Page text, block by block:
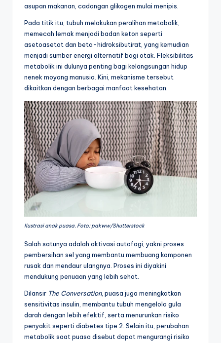
asupan makanan, cadangan glikogen mulai menipis.
Pada titik itu, tubuh melakukan peralihan metabolik,
memecah lemak menjadi badan keton seperti
asetoasetat dan beta-hidroksibutirat, yang kemudian
menjadi sumber energi alternatif bagi otak. Fleksibilitas
metabolik ini dulunya penting bagi kelangsungan hidup
nenek moyang manusia. Kini, mekanisme tersebut
dikaitkan dengan berbagai manfaat kesehatan.
Ilustrasi anak puasa. Foto: pakww/Shutterstock
Salah satunya adalah aktivasi autofagi, yakni proses
pembersihan sel yang membantu membuang komponen
rusak dan mendaur ulangnya. Proses ini diyakini
mendukung penuaan yang lebih sehat.
Dilansir The Conversation, puasa juga meningkatkan
sensitivitas insulin, membantu tubuh mengelola gula
darah dengan lebih efektif, serta menurunkan risiko
penyakit seperti diabetes tipe 2. Selain itu, perubahan
metabolik saat puasa disebut dapat mengurangi risiko